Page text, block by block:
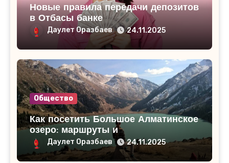
Новые правила передачи депозитов
в Отбасы банке
Даулет Оразбаев 24.11.2025
Общество
Как посетить Большое Алматинское
озеро: маршруты и
достопримечательности
Даулет Оразбаев 24.11.2025